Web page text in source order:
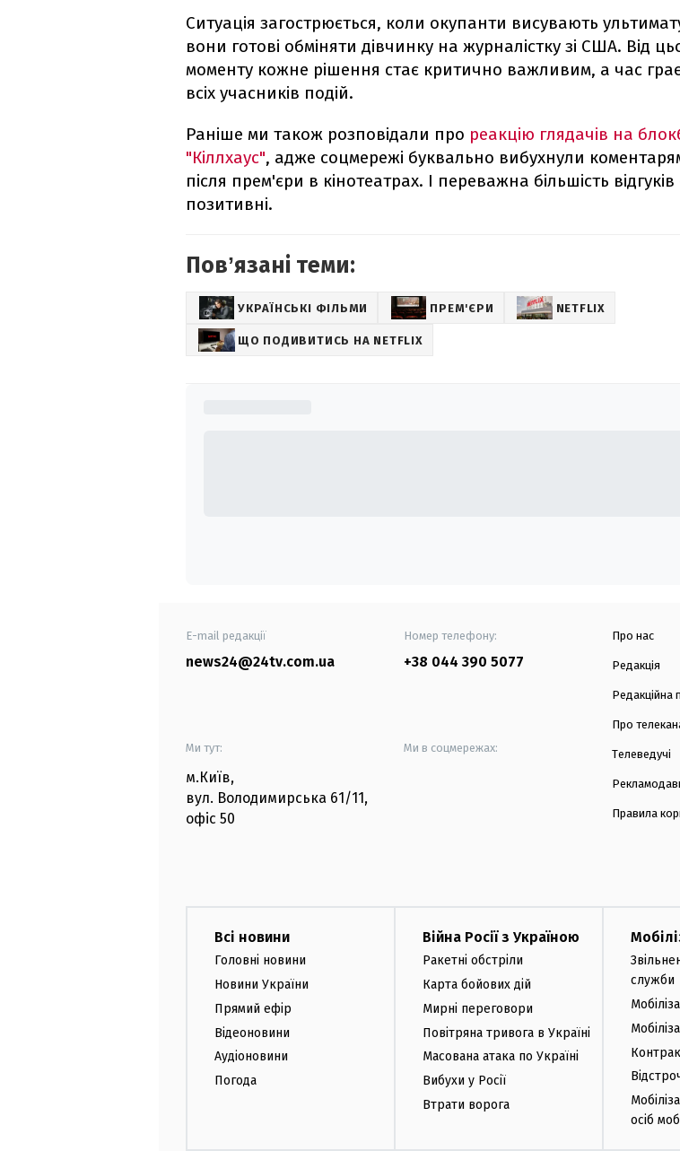
Ситуація загострюється, коли окупанти висувають
вони готові обміняти дівчинку на журналістку зі США. Від
моменту кожне рішення стає критично важливим, а час
всіх учасників подій.
Раніше ми також розповідали про реакцію глядачів на
"Кіллхаус", адже соцмережі буквально вибухнули
після прем'єри в кінотеатрах. І переважна більшість відгуків
позитивні.
Повʼязані теми:
УКРАЇНСЬКІ ФІЛЬМИ ПРЕМ'ЄРИ NETFLIX
ЩО ПОДИВИТИСЬ НА NETFLIX
E-mail редакції
news24@24tv.com.ua
Номер телефону:
+38 044 390 5077
Ми тут:
м.Київ,
вул. Володимирська 61/11,
офіс 50
Ми в соцмережах:
Про нас
Редакція
Редакційна
Про
Телеведучі
Правила
Всі новини
Головні новини
Новини України
Прямий ефір
Відеоновини
Аудіоновини
Погода
Війна Росії з Україною
Ракетні обстріли
Карта бойових дій
Мирні переговори
Повітряна тривога в Україні
Масована атака по Україні
Вибухи у Росії
Втрати ворога
служби
осіб